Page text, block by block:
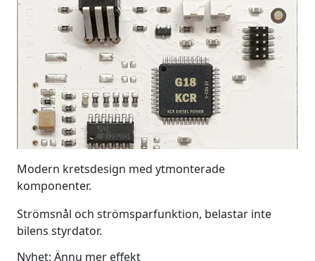
Modern kretsdesign med ytmonterade
komponenter.
Strömsnål och strömsparfunktion, belastar inte
bilens styrdator.
Nyhet: Ännu mer effekt